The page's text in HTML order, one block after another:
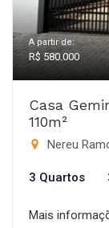
A partir de:
R$ 580.000
Casa
110m²
Nereu
3 Quartos
Mais